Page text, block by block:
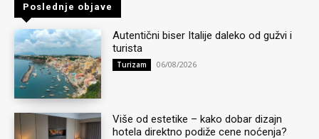
Poslednje objave
Autentični biser Italije daleko od gužvi i
turista
Turizam 06/08/2026
Više od estetike – kako dobar dizajn
hotela direktno podiže cene noćenja?